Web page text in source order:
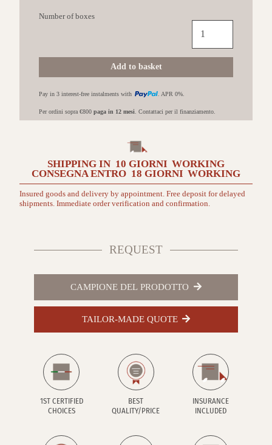
CORONA
Arkistyle
Add to basket
Number of boxes
Pay in 3 interest-free instalments with . APR 0%.
Per ordini sopra €800 paga in 12 mesi . Contattaci per il finanziamento.
SHIPPING IN 10 GIORNI WORKING
CONSEGNA ENTRO 18 GIORNI WORKING
Insured goods and delivery by appointment. Free deposit for delayed
shipments. Immediate order verification and confirmation.
REQUEST
CAMPIONE DEL PRODOTTO
TAILOR-MADE QUOTE
1ST CERTIFIED
CHOICES
BEST
QUALITY/PRICE
INSURANCE
INCLUDED